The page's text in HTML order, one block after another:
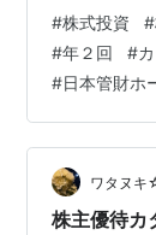
30日 ＊＊＊
品が届きま
は、こちら↓
も始めまし
#株式投資 #
#年２回 #
#日本管財ホ
ワタヌキ
株主優待